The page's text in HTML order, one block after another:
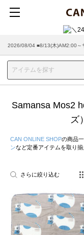
2026/08/04 ■8/13(木)AM2:00～
Samansa Mos2
ズ
CAN ONLINE SHOPの商品一
ンなど定番アイテムを取り揃
さらに絞り込む